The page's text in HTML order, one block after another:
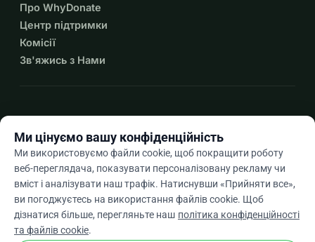
Про WhyDonate
Центр підтримки
Комісії
Зв'яжись з Нами
Ukarrow_drop_down
★★★★★4,9 / 5 на основі 500+ відгуків
Ми цінуємо вашу конфіденційність
Ми використовуємо файли cookie, щоб покращити роботу
веб-переглядача, показувати персоналізовану рекламу чи
вміст і аналізувати наш трафік. Натиснувши «Прийняти все»,
ви погоджуєтесь на використання файлів cookie. Щоб
дізнатися більше, перегляньте наш політика конфіденційності
та файлів cookie.